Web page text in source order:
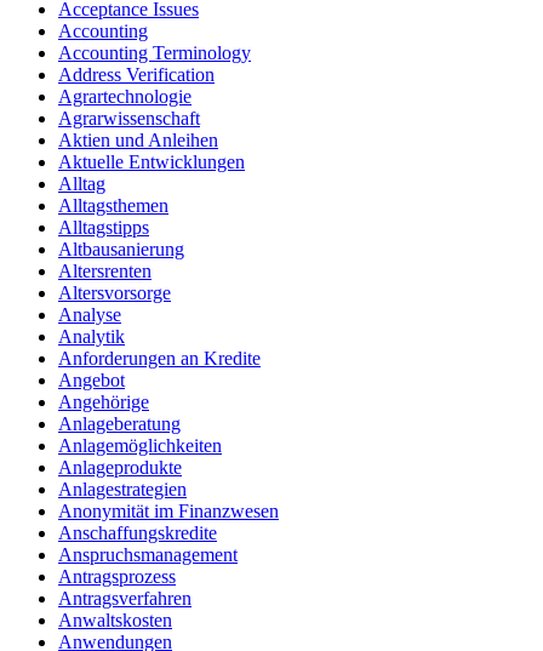
Acceptance Issues
Accounting
Accounting Terminology
Address Verification
Agrartechnologie
Agrarwissenschaft
Aktien und Anleihen
Aktuelle Entwicklungen
Alltag
Alltagsthemen
Alltagstipps
Altbausanierung
Altersrenten
Altersvorsorge
Analyse
Analytik
Anforderungen an Kredite
Angebot
Angehörige
Anlageberatung
Anlagemöglichkeiten
Anlageprodukte
Anlagestrategien
Anonymität im Finanzwesen
Anschaffungskredite
Anspruchsmanagement
Antragsprozess
Antragsverfahren
Anwaltskosten
Anwendungen